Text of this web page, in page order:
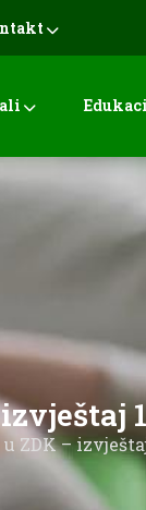
ZDK – izvještaj